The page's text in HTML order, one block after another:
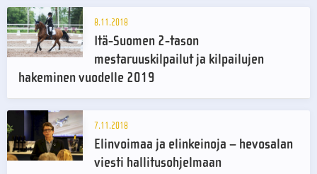
8.11.2018
Itä-Suomen 2-tason
mestaruuskilpailut ja kilpailujen
hakeminen vuodelle 2019
7.11.2018
Elinvoimaa ja elinkeinoja – hevosalan
viesti hallitusohjelmaan